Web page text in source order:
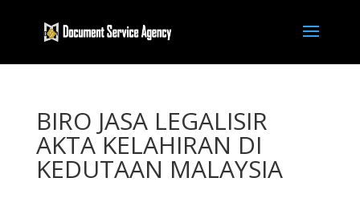
BIRO JASA LEGALISIR
AKTA KELAHIRAN DI
KEDUTAAN MALAYSIA